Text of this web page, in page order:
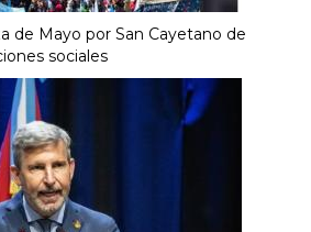
de Mayo por San Cayetano de
sociales